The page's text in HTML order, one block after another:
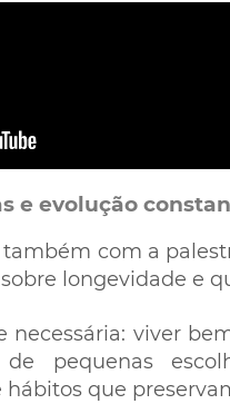
e evolução
com a
longevidade e
necessária: viver
pequenas
que